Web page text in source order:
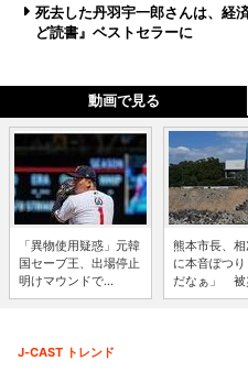
死去した丹羽宇一郎さんは、経
ど読書』ベストセラーに
動画で見る
「異物使用疑惑」元韓
国セーブ王、出場停止
明けマウンドで...
熊本市長、
に本音ぽつ
だなぁ」 被
J-CAST トレンド